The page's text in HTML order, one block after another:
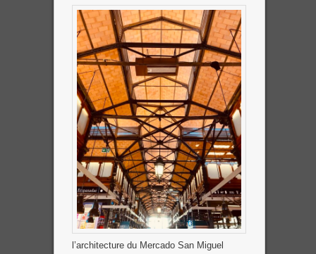
l’architecture du Mercado San Miguel